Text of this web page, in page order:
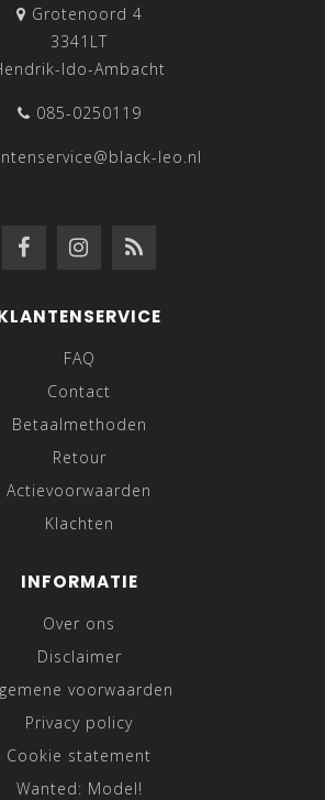
Grotenoord 4
3341LT
Ido-Ambacht
085-0250119
leo.nl
FAQ
Contact
Betaalmethoden
Retour
Actievoorwaarden
Klachten
INFORMATIE
Over ons
Disclaimer
voorwaarden
Privacy policy
Cookie statement
Wanted: Model!